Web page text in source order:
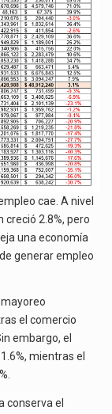
cae. A nivel
creció 2.8%, pero
una economía
generar empleo
el comercio
embargo, el
mientras el
conserva el